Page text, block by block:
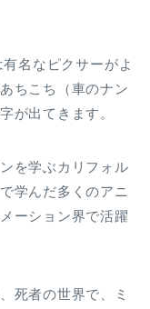
名なピクサーがよ
ちこち（車のナン
が出てきます。
を学ぶカリフォル
学んだ多くのアニ
ーション界で活躍
死者の世界で、ミ